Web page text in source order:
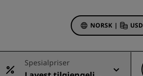
Rewards
bestillinger
NORSK | USD
Spesialpriser